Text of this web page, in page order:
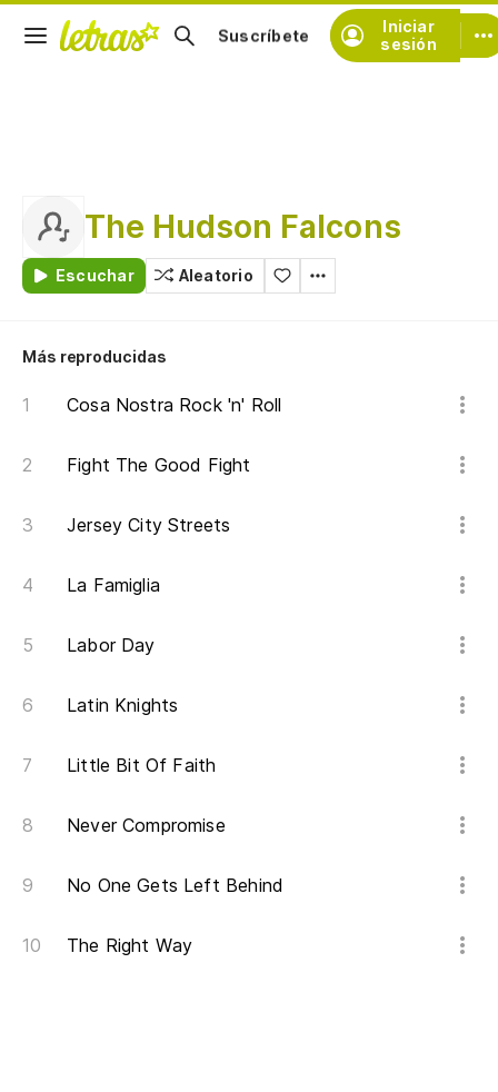
Iniciar
sesión
Suscríbete
The Hudson Falcons
Escuchar Aleatorio
Más reproducidas
Cosa Nostra Rock 'n' Roll
Fight The Good Fight
Jersey City Streets
La Famiglia
Labor Day
Latin Knights
Little Bit Of Faith
Never Compromise
No One Gets Left Behind
The Right Way